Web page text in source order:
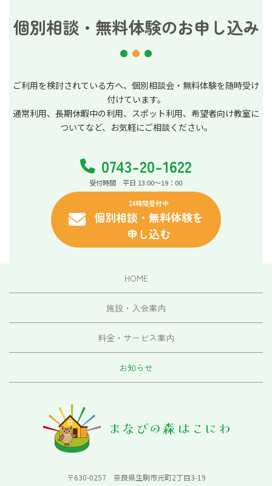
個別相談・無料体験のお申し込み
ご利用を検討されている方へ、個別相談会・無料体験を随時受け
付けています。
通常利用、長期休暇中の利用、スポット利用、希望者向け教室に
ついてなど、お気軽にご相談ください。
0743-20-1622
受付時間 平日 13:00～19：00
個別相談・無料体験を
申し込む
24時間受付中
HOME
施設・入会案内
料金・サービス案内
お知らせ
〒630-0257 奈良県生駒市元町2丁目3-19